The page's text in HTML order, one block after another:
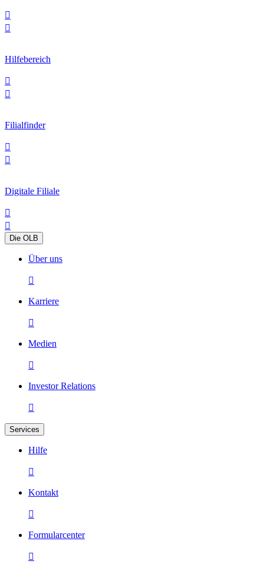


Hilfebereich


Filialfinder


Digitale Filiale


Die OLB
Über uns

Karriere

Medien

Investor Relations

Services
Hilfe

Kontakt

Formularcenter
